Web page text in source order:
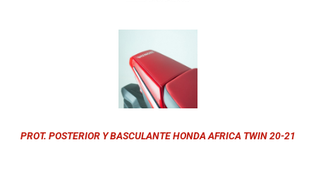
PROT. POSTERIOR Y BASCULANTE HONDA AFRICA TWIN 20-21